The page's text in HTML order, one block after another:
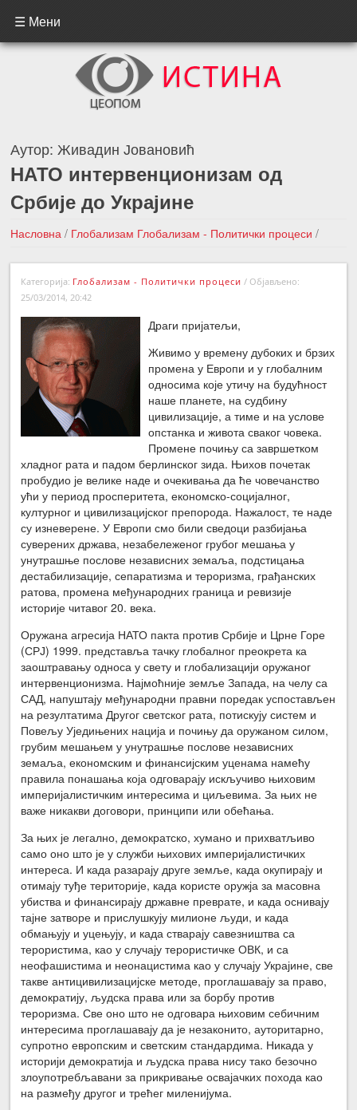
☰ Мени
Аутор: Живадин Јовановић
НАТО интервенционизам од
Србије до Украјине
Насловна / Глобализам Глобализам - Политички процеси /
НАТО интервенционизам од Србије до Украјине
←Претходна вест
Следећа вест →
Категорија: Глобализам - Политички процеси / Објављено:
25/03/2014, 20:42
Драги пријатељи,
Живимо у времену дубоких и брзих
промена у Европи и у глобалним
односима које утичу на будућност
наше планете, на судбину
цивилизације, а тиме и на услове
опстанка и живота сваког човека.
Промене почињу са завршетком
хладног рата и падом берлинског зида. Њихов почетак
пробудио је велике наде и очекивања да ће човечанство
ући у период просперитета, економско-социјалног,
културног и цивилизацијског препорода. Нажалост, те наде
су изневерене. У Европи смо били сведоци разбијања
суверених држава, незабележеног грубог мешања у
унутрашње послове независних земаља, подстицања
дестабилизације, сепаратизма и тероризма, грађанских
ратова, промена међународних граница и ревизије
историје читавог 20. века.
Оружана агресија НАТО пакта против Србије и Црне Горе
(СРЈ) 1999. представља тачку глобалног преокрета ка
заоштравању односа у свету и глобализацији оружаног
интервенционизма. Најмоћније земље Запада, на челу са
САД, напуштају међународни правни поредак успостављен
на резултатима Другог светског рата, потискују систем и
Повељу Уједињених нација и почињу да оружаном силом,
грубим мешањем у унутрашње послове независних
земаља, економским и финансијским уценама намећу
правила понашања која одговарају искључиво њиховим
империјалистичким интересима и циљевима. За њих не
важе никакви договори, принципи или обећања.
За њих је легално, демократско, хумано и прихватљиво
само оно што је у служби њихових империјалистичких
интереса. И када разарају друге земље, када окупирају и
отимају туђе територије, када користе оружја за масовна
убиства и финансирају државне преврате, и када оснивају
тајне затворе и прислушкују милионе људи, и када
обмањују и уцењују, и када стварају савезништва са
терористима, као у случају терористичке ОВК, и са
неофашистима и неонацистима као у случају Украјине, све
такве антицивилизацијске методе, проглашавају за право,
демократију, људска права или за борбу против
тероризма. Све оно што не одговара њиховим себичним
интересима проглашавају да је незаконито, ауторитарно,
супротно европским и светским стандардима. Никада у
историји демократија и људска права нису тако безочно
злоупотребљавани за прикривање освајачких похода као
на размеђу другог и трећег миленијума.